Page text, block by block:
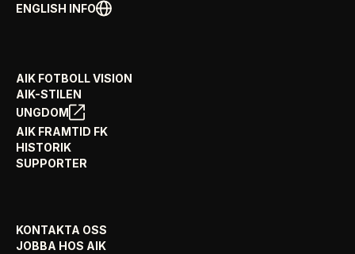
ENGLISH INFO
AIK FOTBOLL VISION
AIK-STILEN
UNGDOM
AIK FRAMTID FK
HISTORIK
SUPPORTER
KONTAKTA OSS
JOBBA HOS AIK